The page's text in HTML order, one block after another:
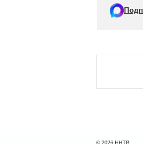
© 2026 ННТВ